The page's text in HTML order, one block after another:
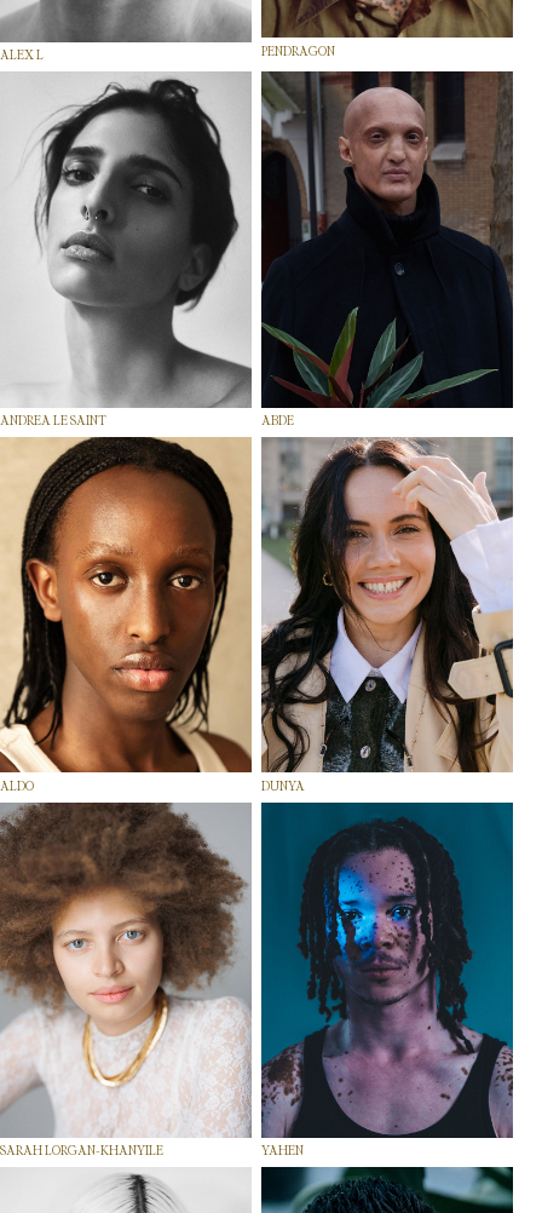
ALEX L PENDRAGON
ANDREA LE SAINT ABDE
ALDO DUNYA
SARAH LORGAN-KHANYILE YAHEN